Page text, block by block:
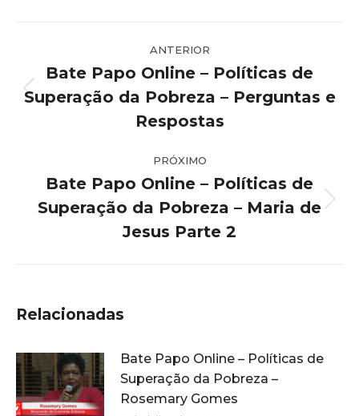
de
post:
ANTERIOR
Post
anterior:
Bate Papo Online – Políticas de
Superação da Pobreza – Perguntas e
Respostas
PRÓXIMO
Próximo
post:
Bate Papo Online – Políticas de
Superação da Pobreza – Maria de
Jesus Parte 2
Relacionadas
Bate Papo Online – Políticas de
Superação da Pobreza –
Rosemary Gomes